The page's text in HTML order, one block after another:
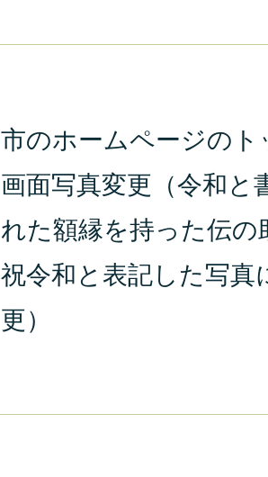
市のホームページのト
画面写真変更（令和と
れた額縁を持った伝の
祝令和と表記した写真
更）